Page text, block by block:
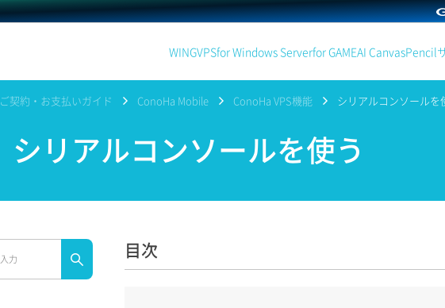
WINGVPSfor Windows Serverfor GAMEAI CanvasPencil
ご契約・お支払いガイド ConoHa Mobile ConoHa VPS機能 シリアルコンソールを
シリアルコンソールを使う
目次